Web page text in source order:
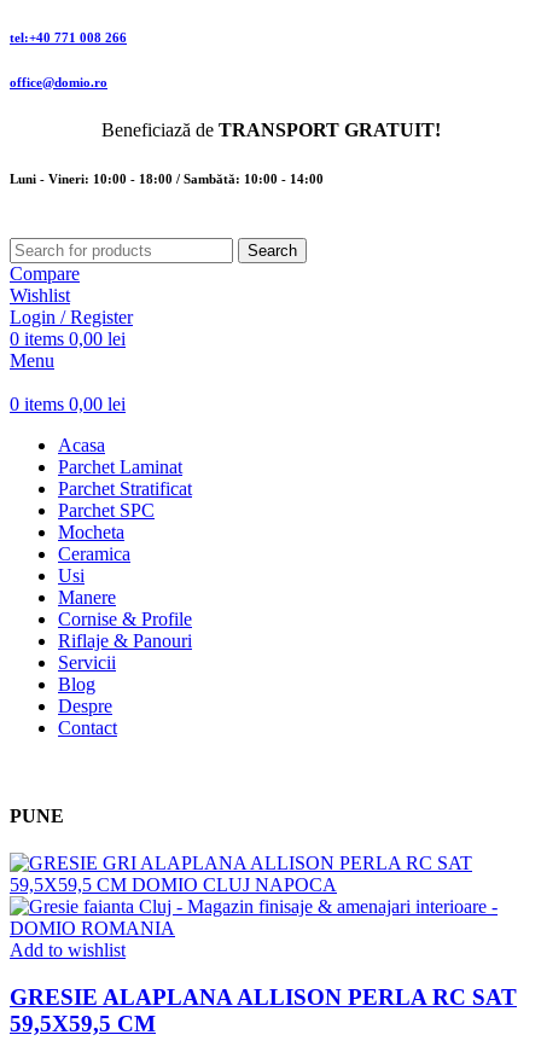
tel:+40 771 008 266
office@domio.ro
Beneficiază de TRANSPORT GRATUIT!
Luni - Vineri: 10:00 - 18:00 / Sambătă: 10:00 - 14:00
Search
Compare
Wishlist
Login / Register
0 items 0,00 lei
Menu
0 items 0,00 lei
Acasa
Parchet Laminat
Parchet Stratificat
Parchet SPC
Mocheta
Ceramica
Usi
Manere
Cornise & Profile
Riflaje & Panouri
Servicii
Blog
Despre
Contact
PUNE
Add to wishlist
GRESIE ALAPLANA ALLISON PERLA RC SAT
59,5X59,5 CM